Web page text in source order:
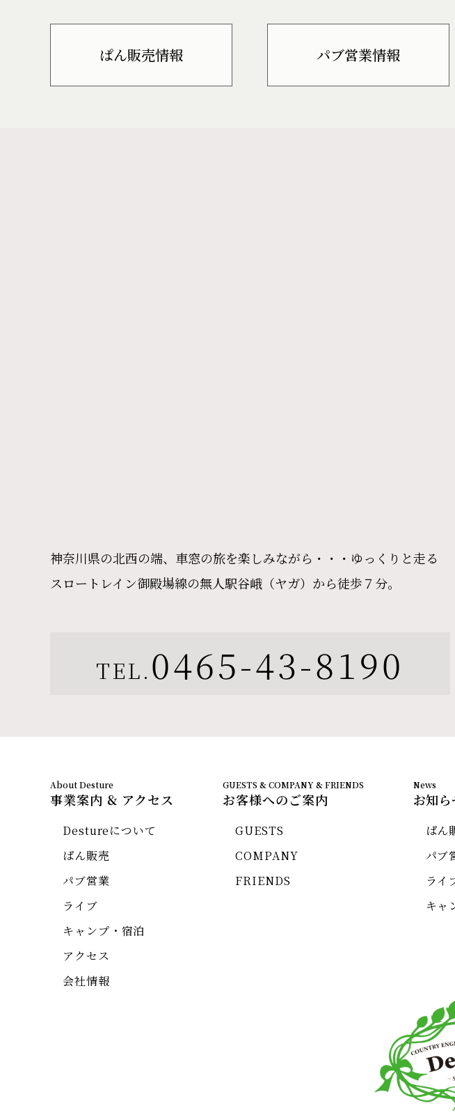
ぱん販売情報 パブ営業情報
神奈川県の北西の端、車窓の旅を楽しみながら・・・ゆっくりと走る
スロートレイン御殿場線の無人駅谷峨（ヤガ）から徒歩７分。
TEL.0465-43-8190
事業案内 & アクセス
Destureについて
ぱん販売
パブ営業
ライブ
キャンプ・宿泊
アクセス
会社情報
お客様へのご案内
GUESTS
COMPANY
FRIENDS
お知ら
ぱん
パブ
ライ
キャ